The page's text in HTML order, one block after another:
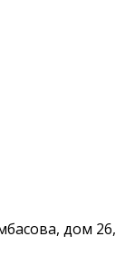
дом 26,